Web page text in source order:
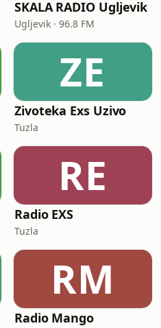
SKALA RADIO Ugljevik
Ugljevik · 96.8 FM
ZE
Zivoteka Exs Uzivo
Tuzla
RE
Radio EXS
Tuzla
RM
Radio Mango